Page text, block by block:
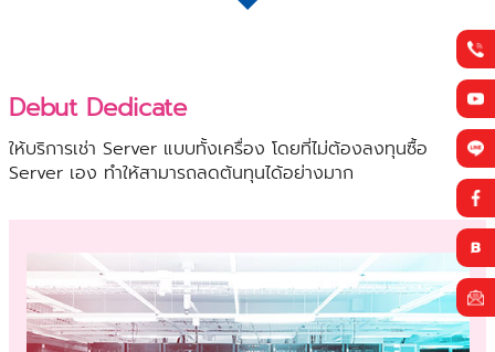
Debut Dedicate
ให้บริการเช่า Server แบบทั้งเครื่อง โดยที่ไม่ต้องลงทุนซื้อ
Server เอง ทำให้สามารถลดต้นทุนได้อย่างมาก